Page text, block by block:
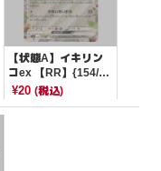
【状態A】イキリン
コex 【RR】{154/19
0}[SV4a]
¥20 (税込)